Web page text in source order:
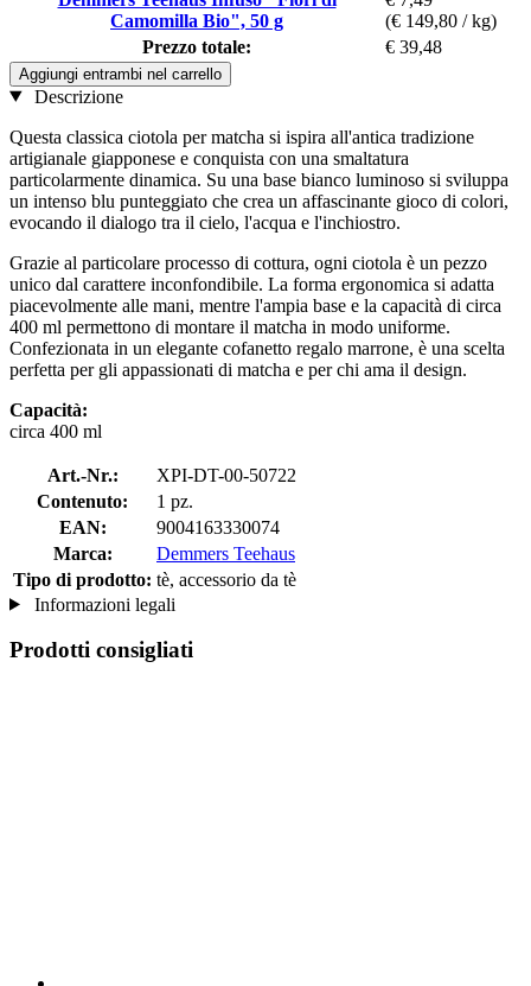
Camomilla Bio", 50 g
(€ 149,80 / kg)
Prezzo totale:
€ 39,48
Aggiungi entrambi nel carrello
Descrizione
Questa classica ciotola per matcha si ispira all'antica tradizione
artigianale giapponese e conquista con una smaltatura
particolarmente dinamica. Su una base bianco luminoso si sviluppa
un intenso blu punteggiato che crea un affascinante gioco di colori,
evocando il dialogo tra il cielo, l'acqua e l'inchiostro.
Grazie al particolare processo di cottura, ogni ciotola è un pezzo
unico dal carattere inconfondibile. La forma ergonomica si adatta
piacevolmente alle mani, mentre l'ampia base e la capacità di circa
400 ml permettono di montare il matcha in modo uniforme.
Confezionata in un elegante cofanetto regalo marrone, è una scelta
perfetta per gli appassionati di matcha e per chi ama il design.
Capacità:
circa 400 ml
Art.-Nr.:
XPI-DT-00-50722
Contenuto:
1 pz.
EAN:
9004163330074
Marca:
Demmers Teehaus
Tipo di prodotto: tè, accessorio da tè
Informazioni legali
Prodotti consigliati